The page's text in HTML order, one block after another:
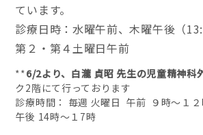
ています。
診療日時： 水曜午前、木曜午後（
第２・第４土曜日午前
**6/2より、白瀧 貞昭 先生の児童精神科
ク2階にて行っております
診療時間： 毎週 火曜日 午前 ９時～１
午後 14時～１7時